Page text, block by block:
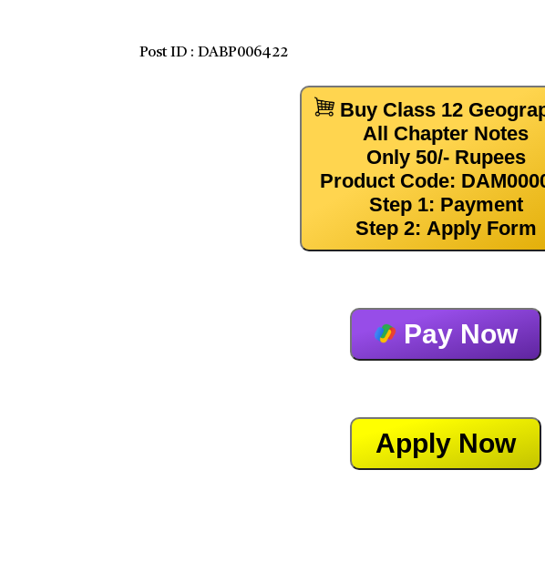
Post ID : DABP006422
Buy Class 12
All Chapter Notes
Only 50/- Rupees
Product Code:
Step 1: Payment
Step 2: Apply Form
Pay Now
Apply Now